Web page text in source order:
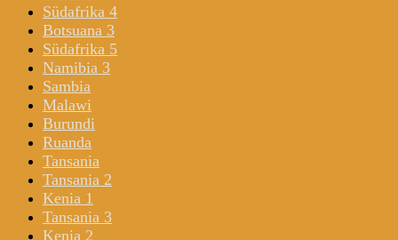
Südafrika 4
Botsuana 3
Südafrika 5
Namibia 3
Sambia
Malawi
Burundi
Ruanda
Tansania
Tansania 2
Kenia 1
Tansania 3
Kenia 2